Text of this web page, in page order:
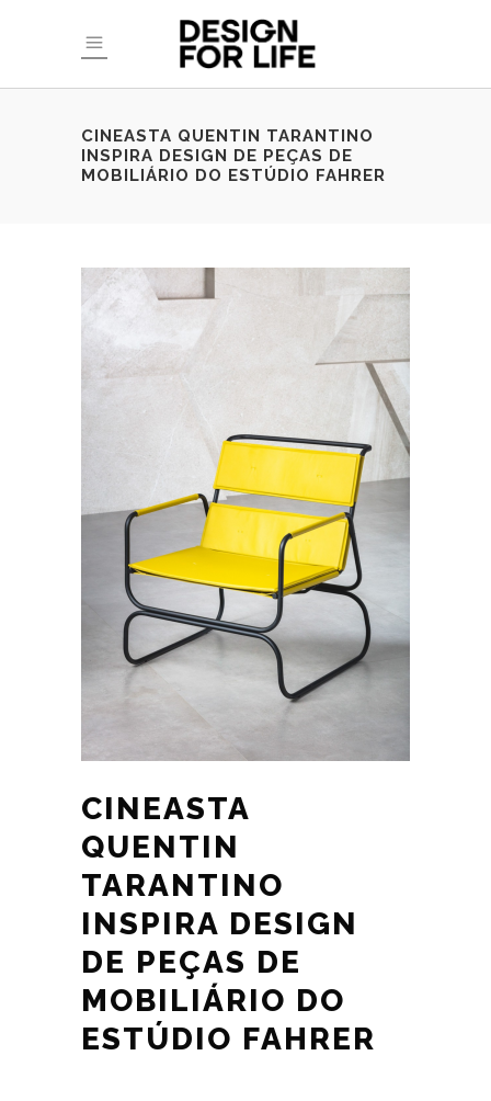
CINEASTA QUENTIN TARANTINO
INSPIRA DESIGN DE PEÇAS DE
MOBILIÁRIO DO ESTÚDIO FAHRER
CINEASTA
QUENTIN
TARANTINO
INSPIRA DESIGN
DE PEÇAS DE
MOBILIÁRIO DO
ESTÚDIO FAHRER